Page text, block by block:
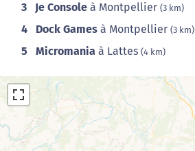
3 Je Console à Montpellier (3 km)
4 Dock Games à Montpellier (3 km)
5 Micromania à Lattes (4 km)